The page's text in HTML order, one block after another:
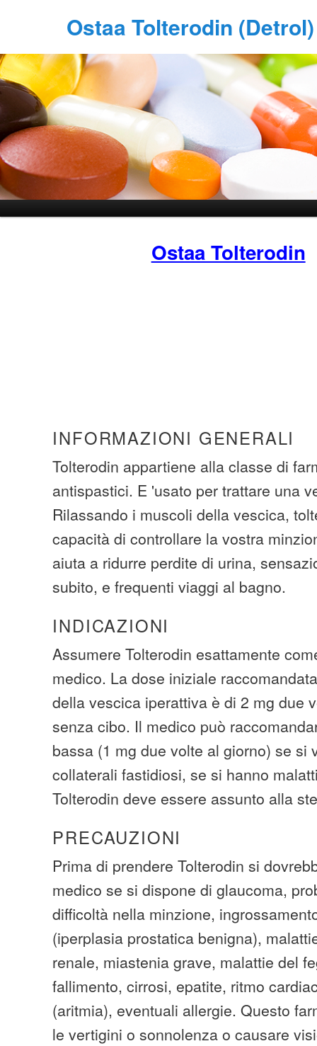
Ostaa Tolterodin
Ostaa Tolterodin
INFORMAZIONI GENERALI
Tolterodin appartiene alla classe di
antispastici. E 'usato per trattare una
Rilassando i muscoli della vescica,
capacità di controllare la vostra
aiuta a ridurre perdite di urina,
subito, e frequenti viaggi al bagno.
INDICAZIONI
Assumere Tolterodin esattamente
medico. La dose iniziale
della vescica iperattiva è di 2 mg due
senza cibo. Il medico può
bassa (1 mg due volte al giorno) se si
collaterali fastidiosi, se si hanno
Tolterodin deve essere assunto alla
PRECAUZIONI
Prima di prendere Tolterodin si
medico se si dispone di glaucoma,
difficoltà nella minzione,
(iperplasia prostatica benigna),
renale, miastenia grave, malattie del
fallimento, cirrosi, epatite, ritmo
(aritmia), eventuali allergie. Questo
le vertigini o sonnolenza o causare